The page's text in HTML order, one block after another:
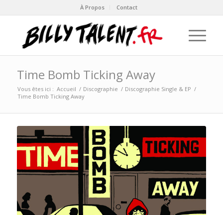
À Propos Contact
Time Bomb Ticking Away
Vous êtes ici : Accueil / Discographie / Discographie Single & EP /
Time Bomb Ticking Away